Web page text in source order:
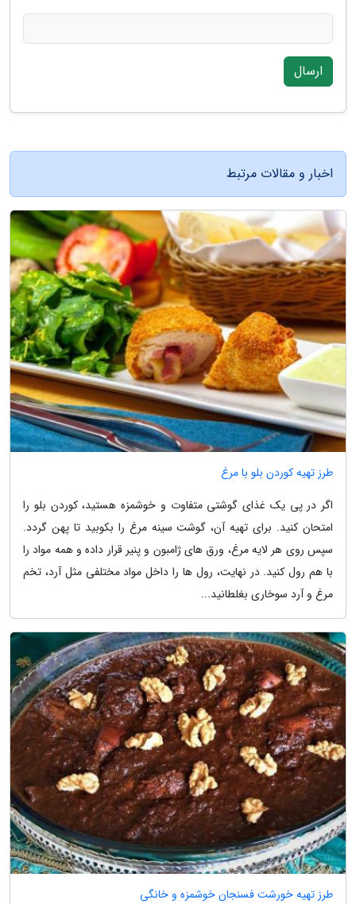
ارسال
اخبار و مقالات مرتبط
طرز تهیه کوردن بلو با مرغ
اگر در پی یک غذای گوشتی متفاوت و خوشمزه هستید، کوردن بلو را
امتحان کنید. برای تهیه آن، گوشت سینه مرغ را بکوبید تا پهن گردد.
سپس روی هر لایه مرغ، ورق های ژامبون و پنیر قرار داده و همه مواد را
با هم رول کنید. در نهایت، رول ها را داخل مواد مختلفی مثل آرد، تخم
مرغ و آرد سوخاری بغلطانید...
طرز تهیه خورشت فسنجان خوشمزه و خانگی